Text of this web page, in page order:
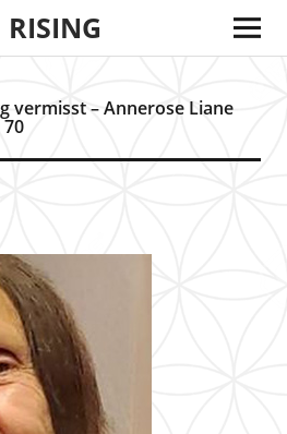
vermisst – Annerose Liane